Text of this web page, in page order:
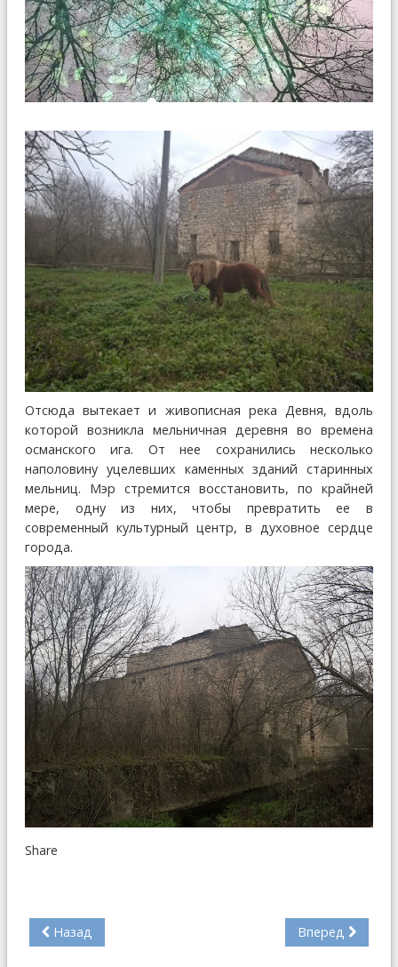
Отсюда вытекает и живописная река Девня, вдоль
которой возникла мельничная деревня во времена
османского ига. От нее сохранились несколько
наполовину уцелевших каменных зданий старинных
мельниц. Мэр стремится восстановить, по крайней
мере, одну из них, чтобы превратить ее в
современный культурный центр, в духовное сердце
города.
Share
Назад Вперед